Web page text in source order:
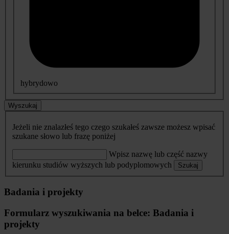
hybrydowo
Wyszukaj
Jeżeli nie znalazłeś tego czego szukałeś zawsze możesz wpisać
szukane słowo lub frazę poniżej
Wpisz nazwę lub część nazwy
kierunku studiów wyższych lub podyplomowych
Szukaj
Badania i projekty
Formularz wyszukiwania na belce: Badania i
projekty